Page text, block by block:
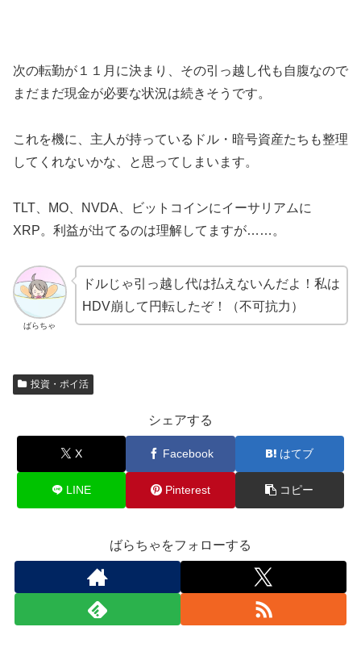
次の転勤が１１月に決まり、その引っ越し代も自腹なので
まだまだ現金が必要な状況は続きそうです。
これを機に、主人が持っているドル・暗号資産たちも整理
してくれないかな、と思ってしまいます。
TLT、MO、NVDA、ビットコインにイーサリアムに
XRP。利益が出てるのは理解してますが……。
ばらちゃ
ドルじゃ引っ越し代は払えないんだよ！私は
HDV崩して円転したぞ！（不可抗力）
投資・ポイ活
シェアする
X Facebook はてブ
LINE Pinterest コピー
ばらちゃをフォローする